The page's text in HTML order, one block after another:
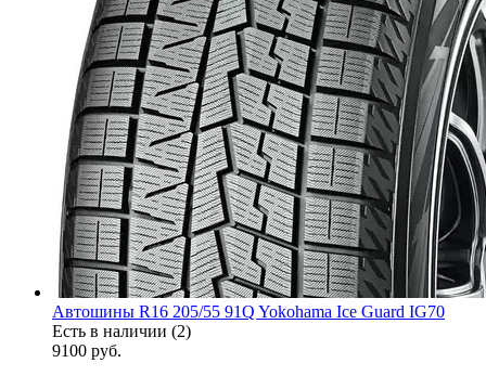
Автошины R16 205/55 91Q Yokohama Ice Guard IG70
Есть в наличии (2)
9100 руб.